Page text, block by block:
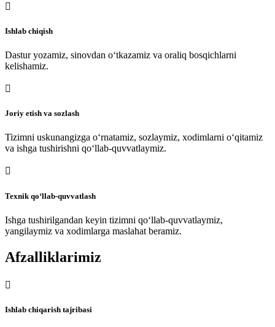

Ishlab chiqish
Dastur yozamiz, sinovdan o‘tkazamiz va oraliq bosqichlarni
kelishamiz.

Joriy etish va sozlash
Tizimni uskunangizga o‘rnatamiz, sozlaymiz, xodimlarni o‘qitamiz
va ishga tushirishni qo‘llab-quvvatlaymiz.

Texnik qo‘llab-quvvatlash
Ishga tushirilgandan keyin tizimni qo‘llab-quvvatlaymiz,
yangilaymiz va xodimlarga maslahat beramiz.
Afzalliklarimiz

Ishlab chiqarish tajribasi